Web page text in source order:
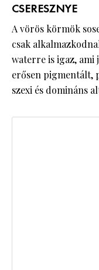
CSERESZNYE
A vörös körmök
csak
waterre is igaz, ami
erősen pigmentált,
szexi és domináns